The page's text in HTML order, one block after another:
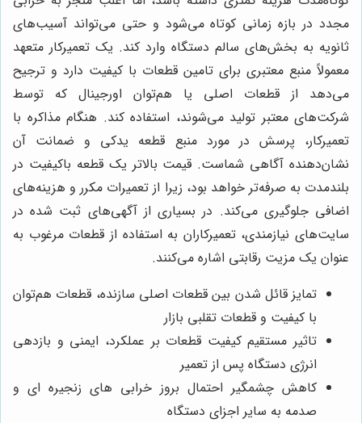
مجدد در بازه زمانی کوتاه می‌شود و حتی می‌تواند آسیب‌های
ثانویه به بخش‌های سالم دستگاه وارد کند. یک تعمیرکار متعهد
معمولاً منبع معتبری برای تامین قطعات با کیفیت دارد و ترجیح
می‌دهد از قطعات اصلی یا هم‌توان اورجینال که توسط
شرکت‌های معتبر تولید می‌شوند، استفاده کند. هنگام مذاکره با
تعمیرکار، پرسش در مورد منبع قطعه یدکی و ضمانت آن
نشان‌دهنده آگاهی شماست. قیمت بالاتر یک قطعه با‌کیفیت در
بلندمدت به صرفه‌تر خواهد بود، زیرا از تعمیرات مکرر و هزینه‌های
اضافی جلوگیری می‌کند. در بسیاری از آگهی‌های ثبت شده در
سایت‌های نیازمندی، تعمیرکاران به استفاده از قطعات مرغوب به
عنوان یک مزیت رقابتی اشاره می‌کنند.
تمایز قائل شدن بین قطعات اصلی سازنده، قطعات هم‌توان
با کیفیت و قطعات تقلبی بازار
تاثیر مستقیم کیفیت قطعات بر عملکرد، ایمنی و بازدهی
انرژی دستگاه پس از تعمیر
کاهش چشمگیر احتمال بروز خرابی های زنجیره ای و
صدمه به سایر اجزای دستگاه